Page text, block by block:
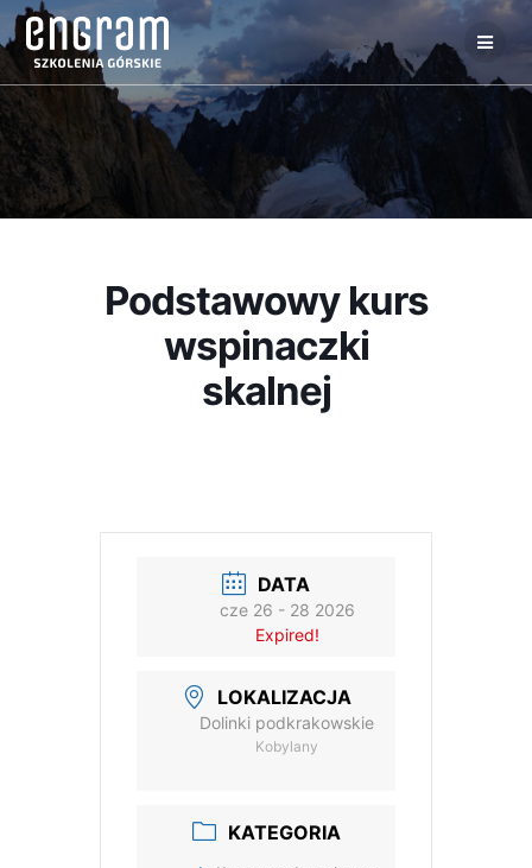
Podstawowy kurs
wspinaczki
skalnej
DATA
cze 26 - 28 2026
Expired!
LOKALIZACJA
Dolinki podkrakowskie
Kobylany
KATEGORIA